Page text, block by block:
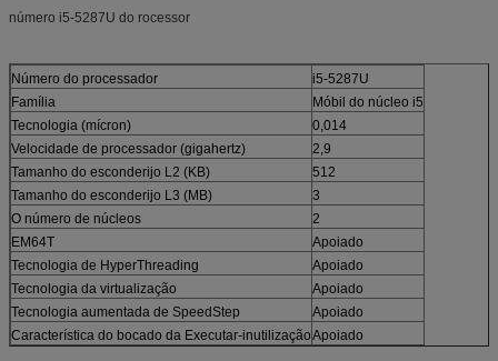
número i5-5287U do rocessor
Número do processador
i5-5287U
Família
Móbil do núcleo i5
Tecnologia (mícron)
0,014
Velocidade de processador (gigahertz)
2,9
Tamanho do esconderijo L2 (KB)
512
Tamanho do esconderijo L3 (MB)
3
O número de núcleos
2
EM64T
Apoiado
Tecnologia de HyperThreading
Apoiado
Tecnologia da virtualização
Apoiado
Tecnologia aumentada de SpeedStep
Apoiado
Característica do bocado da Executar-inutilizaçãoApoiado